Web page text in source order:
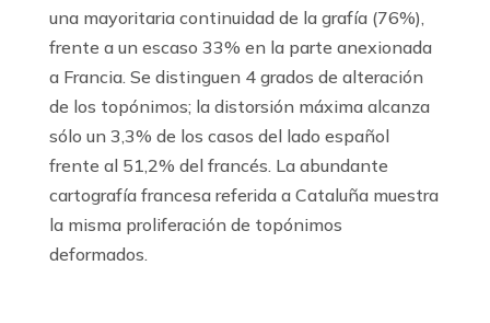
una mayoritaria continuidad de la grafía (76%),
frente a un escaso 33% en la parte anexionada
a Francia. Se distinguen 4 grados de alteración
de los topónimos; la distorsión máxima alcanza
sólo un 3,3% de los casos del lado español
frente al 51,2% del francés. La abundante
cartografía francesa referida a Cataluña muestra
la misma proliferación de topónimos
deformados.